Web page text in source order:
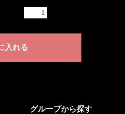
グループから探す